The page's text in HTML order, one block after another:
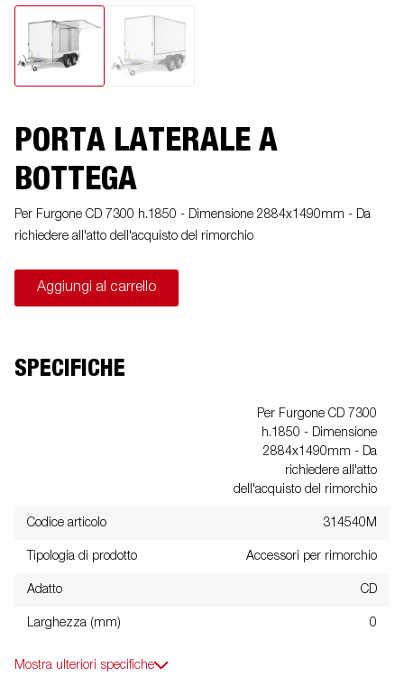
PORTA LATERALE A
BOTTEGA
Per Furgone CD 7300 h.1850 - Dimensione 2884x1490mm - Da
richiedere all'atto dell'acquisto del rimorchio
Aggiungi al carrello
SPECIFICHE
Per Furgone CD 7300
h.1850 - Dimensione
2884x1490mm - Da
richiedere all'atto
dell'acquisto del rimorchio
Codice articolo 314540M
Tipologia di prodotto Accessori per rimorchio
Adatto CD
Larghezza (mm) 0
Mostra ulteriori specifiche